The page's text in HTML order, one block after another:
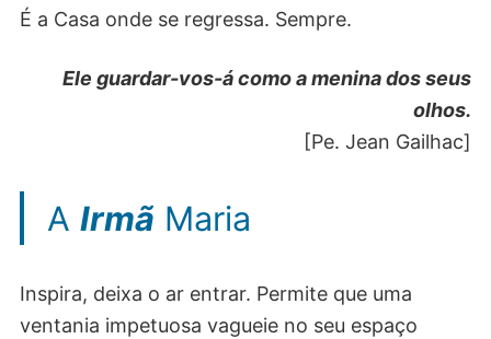
É a Casa onde se regressa. Sempre.
Ele guardar-vos-á como a menina dos seus
olhos.
[Pe. Jean Gailhac]
A Irmã Maria
Inspira, deixa o ar entrar. Permite que uma
ventania impetuosa vagueie no seu espaço